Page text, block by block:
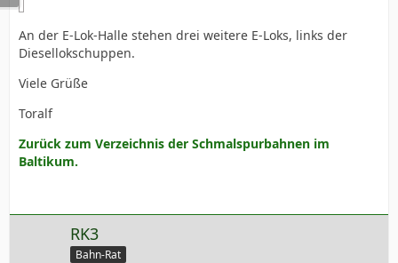
An der E-Lok-Halle stehen drei weitere E-Loks, links der
Diesellokschuppen.
Viele Grüße
Toralf
Zurück zum Verzeichnis der Schmalspurbahnen im
Baltikum.
RK3
Bahn-Rat